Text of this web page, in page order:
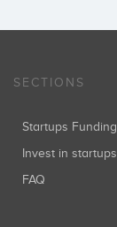
SECTIONS
Startups Funding
Invest in startups
FAQ